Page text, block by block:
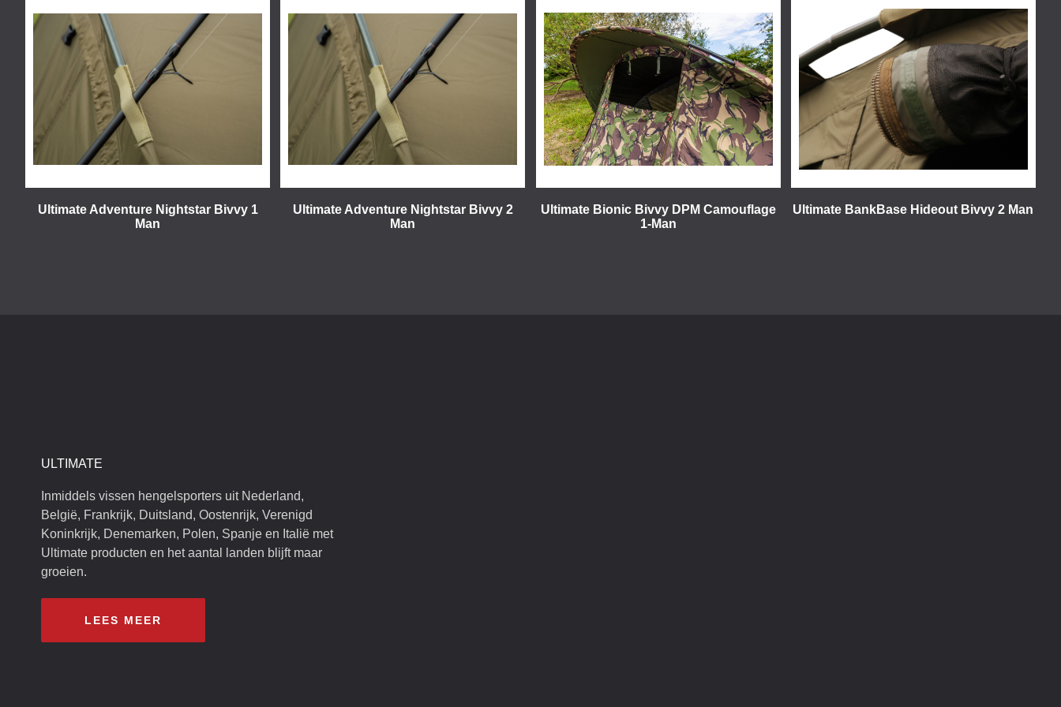
Ultimate Adventure Nightstar Bivvy 1
Man
Ultimate Adventure Nightstar Bivvy 2
Man
Ultimate Bionic Bivvy DPM Camouflage
1-Man
Ultimate BankBase Hideout Bivvy 2 Man
ULTIMATE
Inmiddels vissen hengelsporters uit Nederland,
België, Frankrijk, Duitsland, Oostenrijk, Verenigd
Koninkrijk, Denemarken, Polen, Spanje en Italië met
Ultimate producten en het aantal landen blijft maar
groeien.
LEES MEER